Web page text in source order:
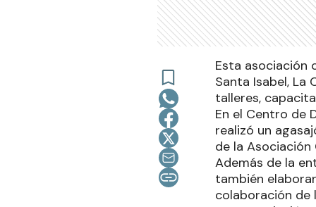
Esta asociación
Santa Isabel, La
talleres,
En el Centro de
realizó un
de la Asociación
Además de la
también
colaboración de